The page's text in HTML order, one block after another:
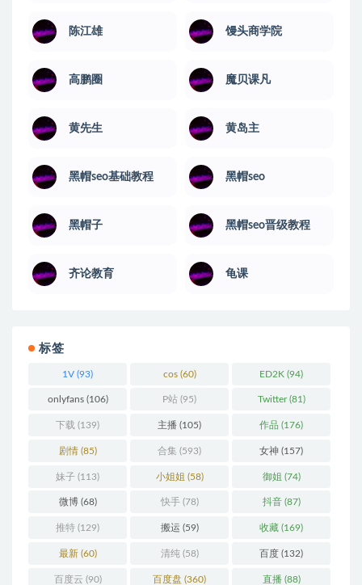
陈江雄 馒头商学院
高鹏圈 魔贝课凡
黄先生 黄岛主
黑帽seo基础教程 黑帽seo
黑帽子 黑帽seo晋级教程
齐论教育 龟课
标签
1V (93) cos(60) ED2K (94)
onlyfans(106) P站 (95) Twitter(81)
下载 (139) 主播 (105) 作品 (176)
剧情(85) 合集 (593) 女神 (157)
妹子 (113) 小姐姐 (58) 御姐 (74)
微博(68) 快手(78) 抖音(87)
推特 (129) 搬运 (59) 收藏 (169)
最新(60) 清纯(58) 百度 (132)
百度云 (90) 百度盘 (360) 直播(88)